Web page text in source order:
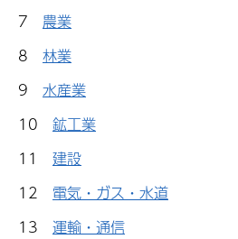
7 農業
8 林業
9 水産業
10 鉱工業
11 建設
12 電気・ガス・水道
13 運輸・通信